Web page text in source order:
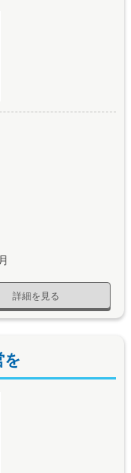
詳細を見る
を